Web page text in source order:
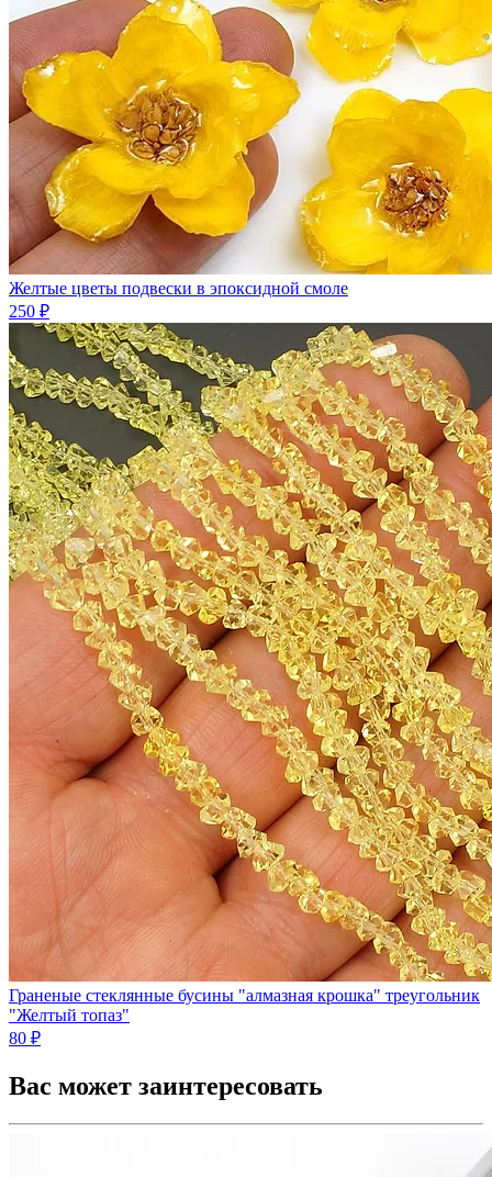
Желтые цветы подвески в эпоксидной смоле
250 ₽
Граненые стеклянные бусины "алмазная крошка" треугольник
"Желтый топаз"
80 ₽
Вас может заинтересовать